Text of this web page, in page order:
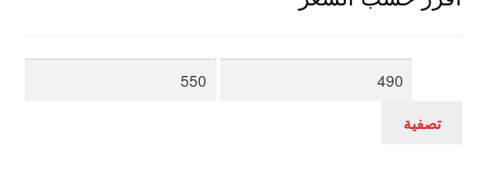
أدنى
أعلى
تصفية